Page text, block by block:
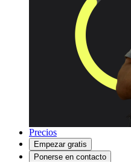
Precios
Empezar gratis
Ponerse en contacto